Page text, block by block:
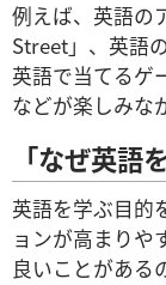
例えば、英語の
Street」、英語
英語で当てるゲ
などが楽しみな
「なぜ英語
英語を学ぶ目的
ョンが高まりや
良いことがある